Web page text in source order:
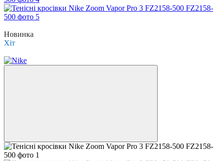
Новинка
Хіт